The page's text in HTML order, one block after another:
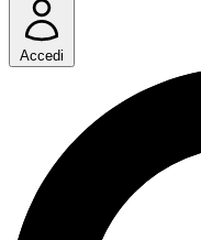
Accedi